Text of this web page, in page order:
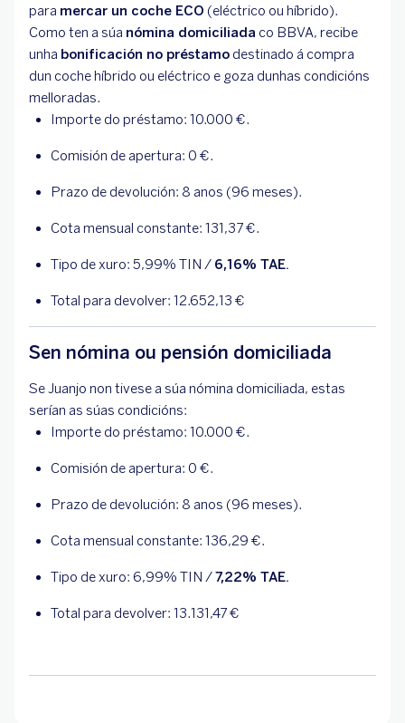
para mercar un coche ECO (eléctrico ou híbrido).
Como ten a súa nómina domiciliada co BBVA, recibe
unha bonificación no préstamo destinado á compra
dun coche híbrido ou eléctrico e goza dunhas condicións
melloradas.
Importe do préstamo: 10.000 €.
Comisión de apertura: 0 €.
Prazo de devolución: 8 anos (96 meses).
Cota mensual constante: 131,37€.
Tipo de xuro: 5,99% TIN / 6,16% TAE.
Total para devolver: 12.652,13 €
Sen nómina ou pensión domiciliada
Se Juanjo non tivese a súa nómina domiciliada, estas
serían as súas condicións:
Importe do préstamo: 10.000 €.
Comisión de apertura: 0 €.
Prazo de devolución: 8 anos (96 meses).
Cota mensual constante: 136,29 €.
Tipo de xuro: 6,99% TIN /7,22% TAE.
Total para devolver: 13.131,47€